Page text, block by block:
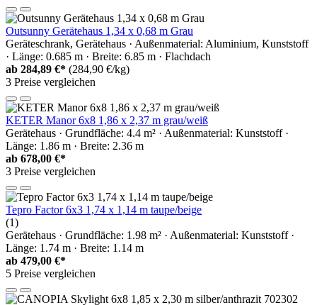
Outsunny Gerätehaus 1,34 x 0,68 m Grau
Geräteschrank, Gerätehaus · Außenmaterial: Aluminium, Kunststoff
· Länge: 0.685 m · Breite: 6.85 m · Flachdach
ab 284,89 €* (284,90 €/kg)
3 Preise vergleichen
KETER Manor 6x8 1,86 x 2,37 m grau/weiß
Gerätehaus · Grundfläche: 4.4 m² · Außenmaterial: Kunststoff ·
Länge: 1.86 m · Breite: 2.36 m
ab 678,00 €*
3 Preise vergleichen
Tepro Factor 6x3 1,74 x 1,14 m taupe/beige
(1)
Gerätehaus · Grundfläche: 1.98 m² · Außenmaterial: Kunststoff ·
Länge: 1.74 m · Breite: 1.14 m
ab 479,00 €*
5 Preise vergleichen